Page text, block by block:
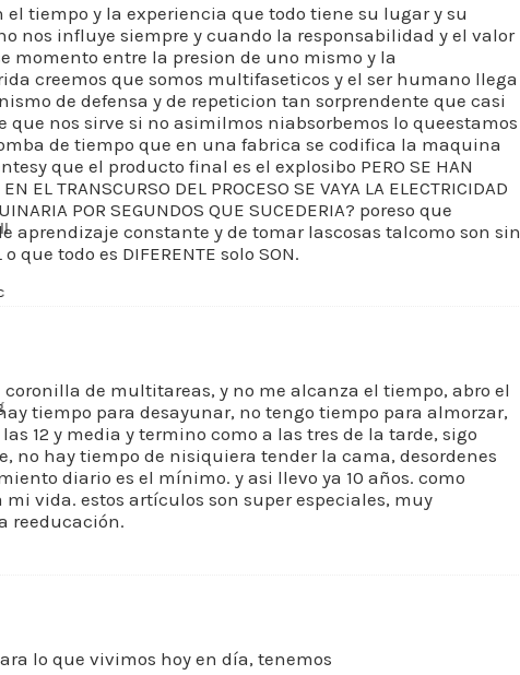
el tiempo y la experiencia que todo tiene su lugar y su
nos influye siempre y cuando la responsabilidad y el valor
momento entre la presion de uno mismo y la
creemos que somos multifaseticos y el ser humano llega
de defensa y de repeticion tan sorprendente que casi
que nos sirve si no asimilmos niabsorbemos lo queestamos
de tiempo que en una fabrica se codifica la maquina
que el producto final es el explosibo PERO SE HAN
EL TRANSCURSO DEL PROCESO SE VAYA LA ELECTRICIDAD
POR SEGUNDOS QUE SUCEDERIA? poreso que
aprendizaje constante y de tomar lascosas talcomo son sin
que todo es DIFERENTE solo SON.
coronilla de multitareas, y no me alcanza el tiempo, abro el
tiempo para desayunar, no tengo tiempo para almorzar,
12 y media y termino como a las tres de la tarde, sigo
no hay tiempo de nisiquiera tender la cama, desordenes
diario es el mínimo. y asi llevo ya 10 años. como
vida. estos artículos son super especiales, muy
reeducación.
lo que vivimos hoy en día, tenemos